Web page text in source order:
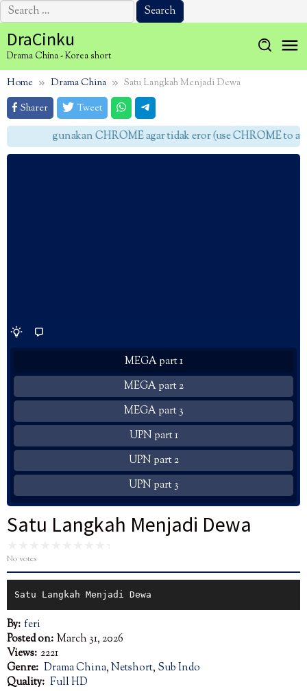
Search
for:
to
content
DraCinku
Drama China - Korea short
Home Drama China
Satu Langkah Menjadi Dewa
Sharer
Tweet
gunakan CHROME agar tidak eror (use CHROME to
MEGA part 1
MEGA part 2
MEGA part 3
UPN part 1
UPN part 2
UPN part 3
Satu Langkah Menjadi Dewa
No votes
Satu Langkah Menjadi Dewa
By: feri
Posted on: March 31, 2026
Views: 2221
Genre: Drama China,Netshort, Sub Indo
Quality: Full HD